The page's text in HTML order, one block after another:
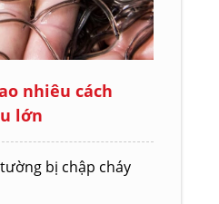
nhiêu cách
lớn
bị chập cháy